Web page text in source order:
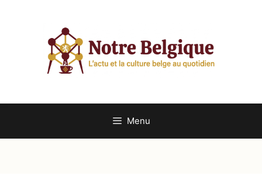
Menu